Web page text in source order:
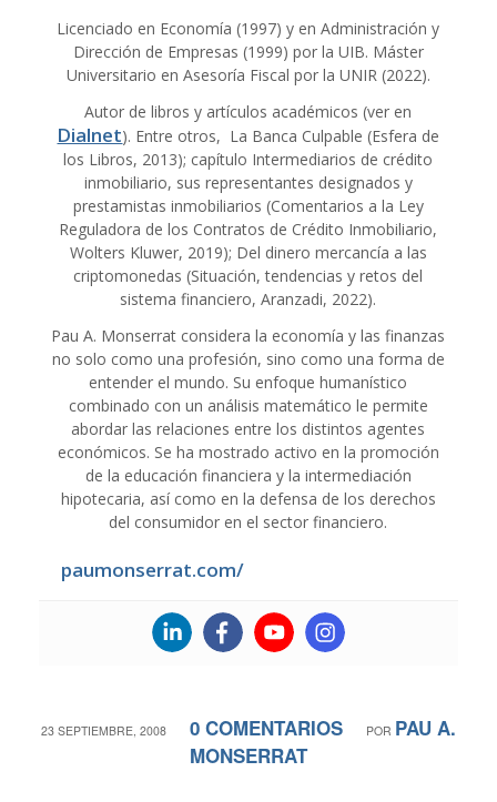
Licenciado en Economía (1997) y en Administración y
Dirección de Empresas (1999) por la UIB. Máster
Universitario en Asesoría Fiscal por la UNIR (2022).
Autor de libros y artículos académicos (ver en
Dialnet). Entre otros, La Banca Culpable (Esfera de
los Libros, 2013); capítulo Intermediarios de crédito
inmobiliario, sus representantes designados y
prestamistas inmobiliarios (Comentarios a la Ley
Reguladora de los Contratos de Crédito Inmobiliario,
Wolters Kluwer, 2019); Del dinero mercancía a las
criptomonedas (Situación, tendencias y retos del
sistema financiero, Aranzadi, 2022).
Pau A. Monserrat considera la economía y las finanzas
no solo como una profesión, sino como una forma de
entender el mundo. Su enfoque humanístico
combinado con un análisis matemático le permite
abordar las relaciones entre los distintos agentes
económicos. Se ha mostrado activo en la promoción
de la educación financiera y la intermediación
hipotecaria, así como en la defensa de los derechos
del consumidor en el sector financiero.
paumonserrat.com/
23 SEPTIEMBRE, 2008
/ 0 COMENTARIOS
/ POR PAU A.
MONSERRAT